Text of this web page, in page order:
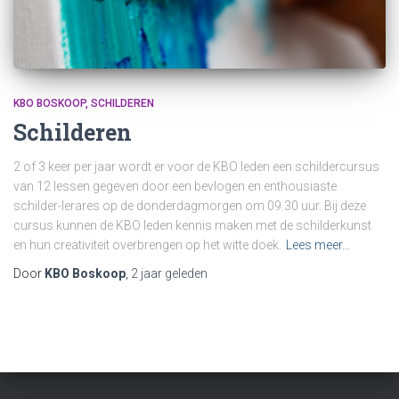
KBO BOSKOOP SCHILDEREN
Schilderen
2 of 3 keer per jaar wordt er voor de KBO leden een schildercursus
van 12 lessen gegeven door een bevlogen en enthousiaste
schilder-lerares op de donderdagmorgen om 09.30 uur. Bij deze
cursus kunnen de KBO leden kennis maken met de schilderkunst
en hun creativiteit overbrengen op het witte doek.
Lees meer…
Door KBO Boskoop 2 jaar geleden